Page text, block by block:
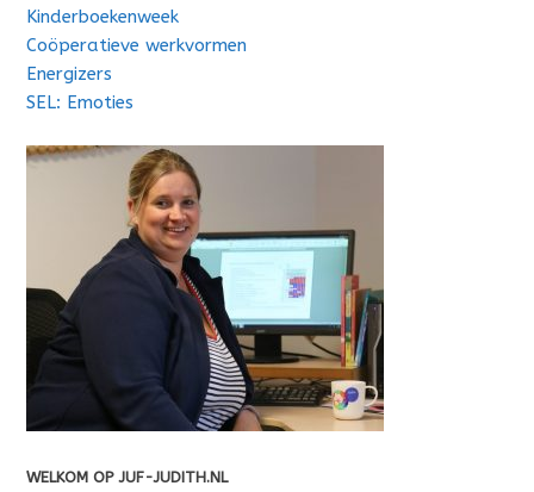
Kinderboekenweek
Coöperatieve werkvormen
Energizers
SEL: Emoties
WELKOM OP JUF-JUDITH.NL